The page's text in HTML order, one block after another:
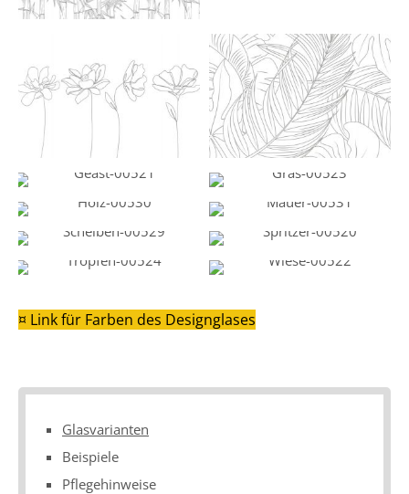
Blumen-00527 Dschungel-00526
Geäst-00521
Gras-00523
Holz-00530
Mauer-00531
Scheiben-00529
Spritzer-00520
Tropfen-00524
Wiese-00522
¤ Link für Farben des Designglases
Glasvarianten
Beispiele
Pflegehinweise